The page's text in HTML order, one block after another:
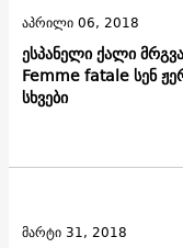
ესპანელი ქალი
Femme fatale სენ
სხვები
აპრილი 06, 2018
მარტი 31, 2018